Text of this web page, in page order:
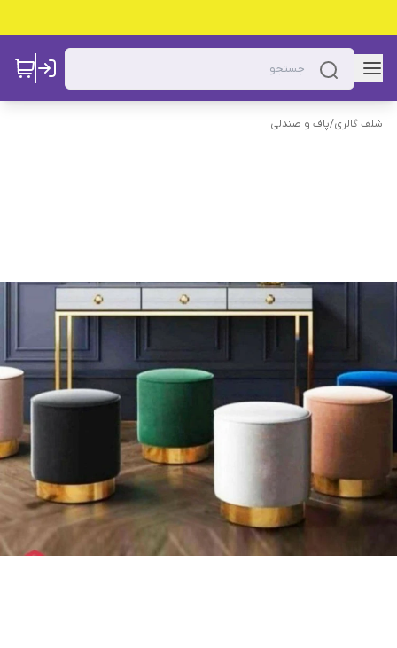
شلف گالری/پاف و صندلی